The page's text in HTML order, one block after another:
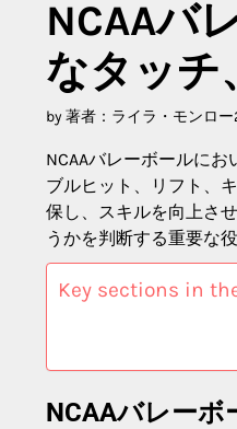
NCAAバ
なタッチ
by 著者：ライラ・モンロー
NCAAバレーボールに
ブルヒット、リフト、
保し、スキルを向上さ
うかを判断する重要な
Key sections in
NCAAバレーボ